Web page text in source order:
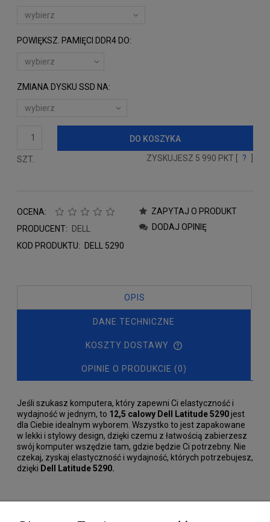
POWIĘKSZ. PAMIĘCI DDR4 DO:
ZMIANA DYSKU SSD NA:
SZT.
DO KOSZYKA
ZYSKUJESZ 5 990 PKT [ ? ]
OCENA:
PRODUCENT:
DELL
KOD PRODUKTU:
DELL 5290
ZAPYTAJ O PRODUKT
DODAJ OPINIĘ
OPIS
DANE TECHNICZNE
KOSZTY DOSTAWY
OPINIE O PRODUKCIE (0)
Jeśli szukasz komputera, który zapewni Ci elastyczność i
wydajność w jednym, to 12,5 calowy Dell Latitude5290jest
dla Ciebie idealnym wyborem. Wszystko to jest zapakowane
w lekki i stylowy design, dzięki czemu z łatwością zabierzesz
swój komputer wszędzie tam, gdzie będzie Ci potrzebny. Nie
czekaj, zyskaj elastyczność i wydajność, których potrzebujesz,
dzięki Dell Latitude5290.